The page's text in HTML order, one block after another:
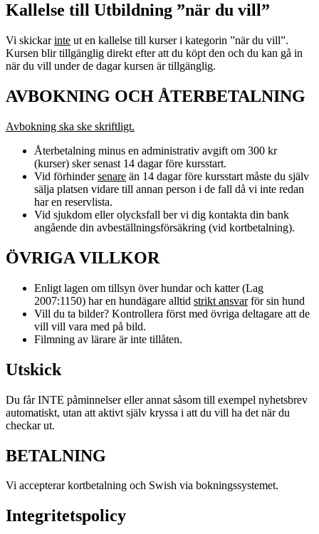
Kallelse till Utbildning ”när du vill”
Vi skickarinte ut en kallelse till kurser i kategorin ”när du vill”.
Kursen blir tillgänglig direkt efter att du köpt den och du kan gå in
när du vill under de dagar kursen är tillgänglig.
AVBOKNING OCH ÅTERBETALNING
Avbokning ska ske skriftligt.
Återbetalning minus en administrativ avgift om 300 kr
(kurser) sker senast 14 dagar före kursstart.
Vid förhindersenare än 14 dagar före kursstart måste du själv
sälja platsen vidare till annan person i de fall då vi inte redan
har en reservlista.
Vid sjukdom eller olycksfall ber vi dig kontakta din bank
angående din avbeställningsförsäkring (vid kortbetalning).
ÖVRIGA VILLKOR
Enligt lagen om tillsyn över hundar och katter (Lag
2007:1150) har en hundägare alltid strikt ansvarför sin hund
Vill du ta bilder? Kontrollera först med övriga deltagare att de
vill vill vara med på bild.
Filmning av lärare är inte tillåten.
Utskick
Du får INTE påminnelser eller annat såsom till exempel nyhetsbrev
automatiskt, utan att aktivt själv kryssa i att du vill ha det när du
checkar ut.
BETALNING
Vi accepterar kortbetalning och Swish via bokningssystemet.
Integritetspolicy